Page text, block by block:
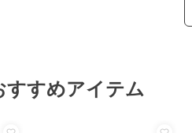
すすめアイテム